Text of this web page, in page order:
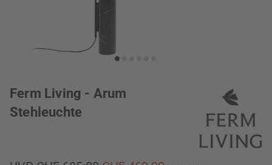
Ferm Living - Arum
Stehleuchte